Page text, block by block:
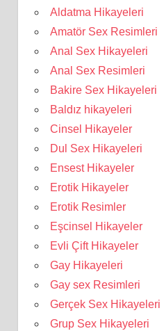
Aldatma Hikayeleri
Amatör Sex Resimleri
Anal Sex Hikayeleri
Anal Sex Resimleri
Bakire Sex Hikayeleri
Baldız hikayeleri
Cinsel Hikayeler
Dul Sex Hikayeleri
Ensest Hikayeler
Erotik Hikayeler
Erotik Resimler
Eşcinsel Hikayeler
Evli Çift Hikayeler
Gay Hikayeleri
Gay sex Resimleri
Gerçek Sex Hikayeleri
Grup Sex Hikayeleri